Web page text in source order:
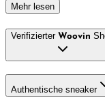
Mehr lesen
Verifizierter Woovin
Authentische sneaker